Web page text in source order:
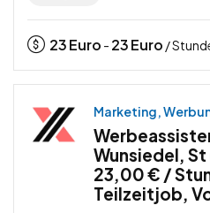
23Euro - 23Euro /
Marketing,
Wunsiedel,
23,00 € /
Teilzeitjob,